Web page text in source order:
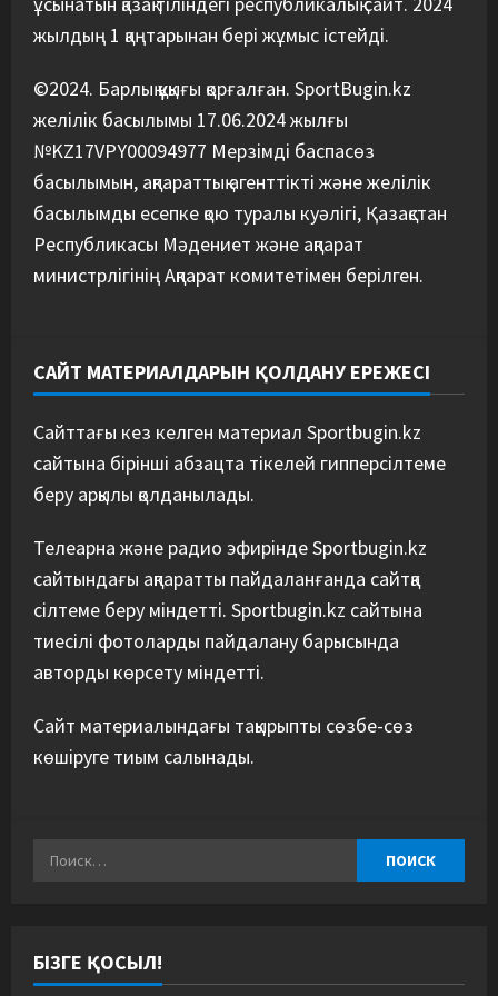
жылдың 1 қаңтарынан бері жұмыс істейді.
©2024. Барлық құқығы қорғалған. SportBugin.kz
желілік басылымы 17.06.2024 жылғы
№KZ17VPY00094977 Мерзімді баспасөз
басылымын, ақпараттық агенттікті және желілік
басылымды есепке қою туралы куәлігі, Қазақстан
Республикасы Мәдениет және ақпарат
министрлігінің Ақпарат комитетімен берілген.
САЙТ МАТЕРИАЛДАРЫН ҚОЛДАНУ ЕРЕЖЕСІ
Сайттағы кез келген материал Sportbugin.kz
сайтына бірінші абзацта тікелей гипперсілтеме
беру арқылы қолданылады.
Телеарна және радио эфирінде Sportbugin.kz
сайтындағы ақпаратты пайдаланғанда сайтқа
сілтеме беру міндетті. Sportbugin.kz сайтына
тиесілі фотоларды пайдалану барысында
авторды көрсету міндетті.
Сайт материалындағы тақырыпты сөзбе-сөз
көшіруге тиым салынады.
БІЗГЕ ҚОСЫЛ!